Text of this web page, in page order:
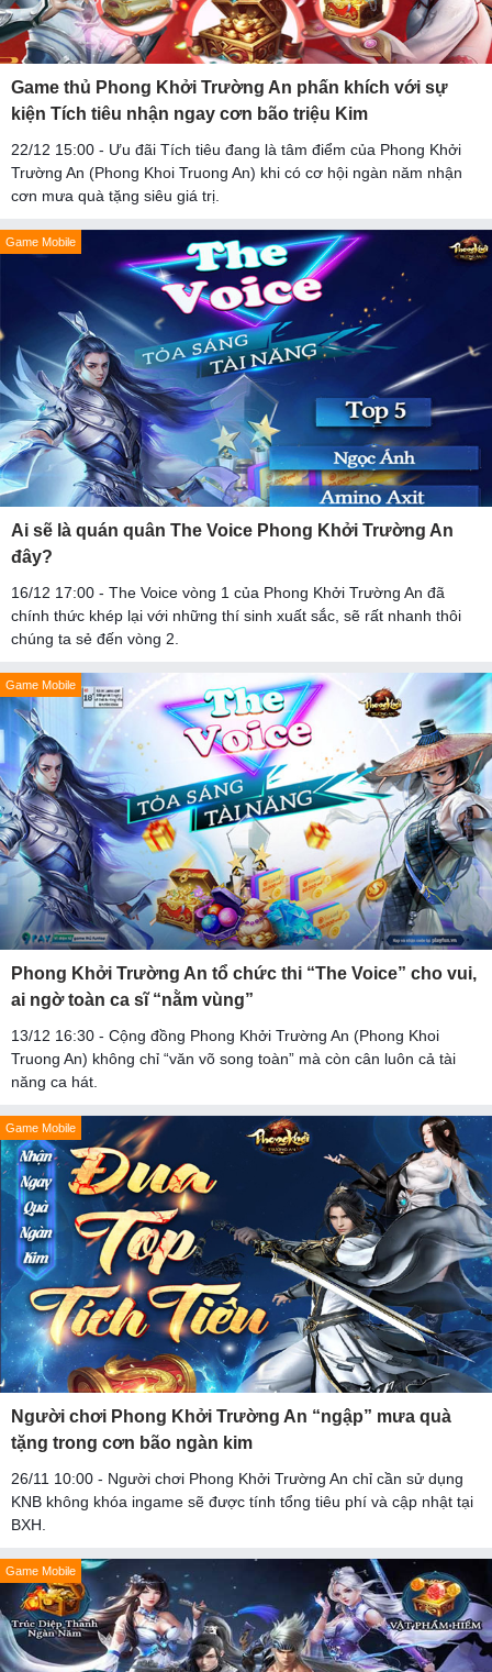
Game thủ Phong Khởi Trường An phấn khích với sự
kiện Tích tiêu nhận ngay cơn bão triệu Kim
22/12 15:00 - Ưu đãi Tích tiêu đang là tâm điểm của Phong Khởi
Trường An (Phong Khoi Truong An) khi có cơ hội ngàn năm nhận
cơn mưa quà tặng siêu giá trị.
Game Mobile
Ai sẽ là quán quân The Voice Phong Khởi Trường An
đây?
16/12 17:00 - The Voice vòng 1 của Phong Khởi Trường An đã
chính thức khép lại với những thí sinh xuất sắc, sẽ rất nhanh thôi
chúng ta sẻ đến vòng 2.
Game Mobile
Phong Khởi Trường An tổ chức thi “The Voice” cho vui,
ai ngờ toàn ca sĩ “nằm vùng”
13/12 16:30 - Cộng đồng Phong Khởi Trường An (Phong Khoi
Truong An) không chỉ “văn võ song toàn” mà còn cân luôn cả tài
năng ca hát.
Game Mobile
Người chơi Phong Khởi Trường An “ngập” mưa quà
tặng trong cơn bão ngàn kim
26/11 10:00 - Người chơi Phong Khởi Trường An chỉ cần sử dụng
KNB không khóa ingame sẽ được tính tổng tiêu phí và cập nhật tại
BXH.
Game Mobile